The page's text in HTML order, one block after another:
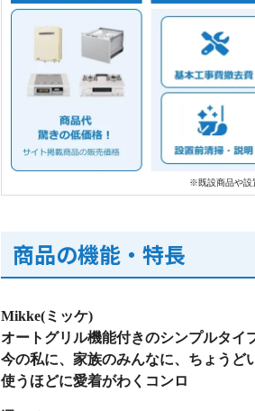
※既設商品や設
商品の機能・特長
Mikke(ミッケ)
オートグリル機能付きのシンプルタイ
今の私に、家族のみんなに、ちょうど
使うほどに愛着がわくコンロ